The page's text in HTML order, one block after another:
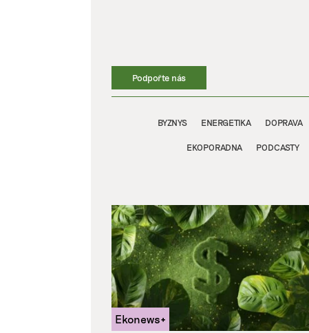
Podpořte nás
BYZNYS ENERGETIKA DOPRAVA
EKOPORADNA PODCASTY